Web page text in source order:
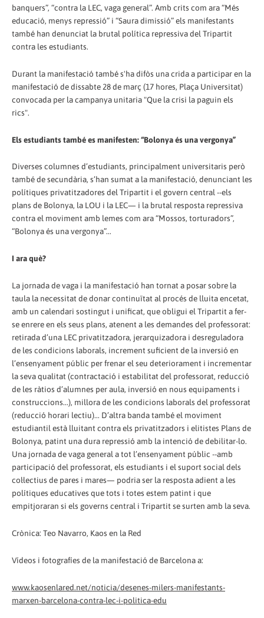
banquers”, “contra la LEC, vaga general”. Amb crits com ara “Més
educació, menys repressió” i “Saura dimissió” els manifestants
també han denunciat la brutal política repressiva del Tripartit
contra les estudiants.
Durant la manifestació també s'ha difòs una crida a participar en la
manifestació de dissabte 28 de març (17 hores, Plaça Universitat)
convocada per la campanya unitaria "Que la crisi la paguin els
rics".
Els estudiants també es manifesten: “Bolonya és una vergonya”
Diverses columnes d’estudiants, principalment universitaris però
també de secundària, s’han sumat a la manifestació, denunciant les
polítiques privatitzadores del Tripartit i el govern central --els
plans de Bolonya, la LOU i la LEC— i la brutal resposta repressiva
contra el moviment amb lemes com ara “Mossos, torturadors”,
“Bolonya és una vergonya”...
I ara què?
La jornada de vaga i la manifestació han tornat a posar sobre la
taula la necessitat de donar continuïtat al procés de lluita encetat,
amb un calendari sostingut i unificat, que obligui el Tripartit a fer-
se enrere en els seus plans, atenent a les demandes del professorat:
retirada d’una LEC privatitzadora, jerarquizadora i desreguladora
de les condicions laborals, increment suficient de la inversió en
l’ensenyament públic per frenar el seu deteriorament i incrementar
la seva qualitat (contractació i estabilitat del professorat, reducció
de les ràtios d’alumnes per aula, inversió en nous equipaments i
construccions...), millora de les condicions laborals del professorat
(reducció horari lectiu)... D’altra banda també el moviment
estudiantil està lluitant contra els privatitzadors i elitistes Plans de
Bolonya, patint una dura repressió amb la intenció de debilitar-lo.
Una jornada de vaga general a tot l’ensenyament públic --amb
participació del professorat, els estudiants i el suport social dels
col·lectius de pares i mares— podria ser la resposta adient a les
polítiques educatives que tots i totes estem patint i que
empitjoraran si els governs central i Tripartit se surten amb la seva.
Crònica: Teo Navarro, Kaos en la Red
Vídeos i fotografíes de la manifestació de Barcelona a:
www.kaosenlared.net/noticia/desenes-milers-manifestants-
marxen-barcelona-contra-lec-i-politica-edu